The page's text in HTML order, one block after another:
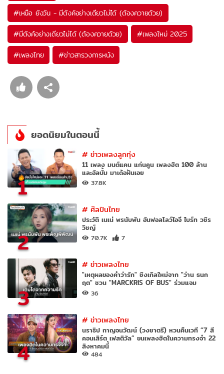
#เหนือ ยังวัน - มีตังค์อย่างเดียวไม่ได้ (ต้องควายด้วย)
#มีตังค์อย่างเดียวไม่ได้ (ต้องควายด้วย) #เพลงใหม่ 2025
#เพลงไทย #ข่าวสารวงการหนัง
ยอดนิยมในตอนนี้
1
#ข่าวเพลงลูกทุ่ง
11 เพลง มนต์แคน แก่นคูน เพลงฮิต 100 ล้าน
และอัลบั้ม มาเด้อฝันเอย
37.8K
2
#ศิลปินไทย
ประวัติ เนเน่ พรนับพัน อันฟอลโลว์ไอจี ไบร์ท วชิร
วิชญ์
70.7K 7
3
#ข่าวเพลงไทย
"เหตุผลของคำว่ารัก" ซิงเกิลใหม่จาก "ว่าน ธนก
ฤต" ชวน "MARCKRIS OF BUS" ร่วมแจม
36
4
#ข่าวเพลงไทย
นราธิป กาญจนวัฒน์ (วงชาตรี) หวนคืนเวที “7 สี
คอนเสิร์ต เฟสติวัล” ขนเพลงฮิตในความทรงจำ 22
สิงหาคมนี้
484